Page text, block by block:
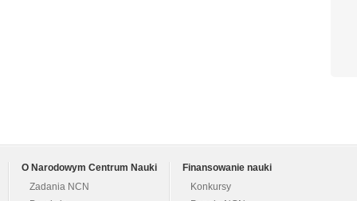
O Narodowym Centrum Nauki
Zadania NCN
Finansowanie nauki
Konkursy